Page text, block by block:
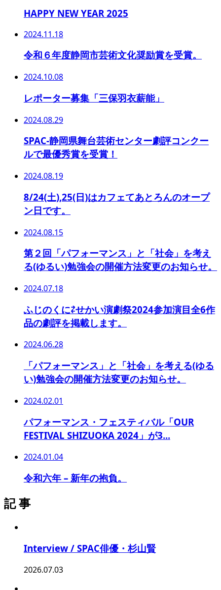
HAPPY NEW YEAR 2025
2024.11.18
令和６年度静岡市芸術文化奨励賞を受賞。
2024.10.08
レポーター募集「三保羽衣薪能」
2024.08.29
SPAC-静岡県舞台芸術センター劇評コンクー
ルで最優秀賞を受賞！
2024.08.19
8/24(土),25(日)はカフェてあとろんのオープ
ン日です。
2024.08.15
第２回「パフォーマンス」と「社会」を考え
る(ゆるい)勉強会の開催方法変更のお知らせ。
2024.07.18
ふじのくに⇄せかい演劇祭2024参加演目全6作
品の劇評を掲載します。
2024.06.28
「パフォーマンス」と「社会」を考える(ゆる
い)勉強会の開催方法変更のお知らせ。
2024.02.01
パフォーマンス・フェスティバル「OUR
FESTIVAL SHIZUOKA 2024」が3...
2024.01.04
令和六年 – 新年の抱負。
記 事
Interview / SPAC俳優・杉山賢
2026.07.03